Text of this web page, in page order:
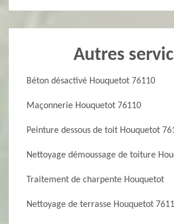
Autres
Béton désactivé Houquetot 76110
Maçonnerie Houquetot 76110
Peinture dessous de toit Houquetot
Nettoyage démoussage de toiture
Traitement de charpente Houquetot
Nettoyage de terrasse Houquetot